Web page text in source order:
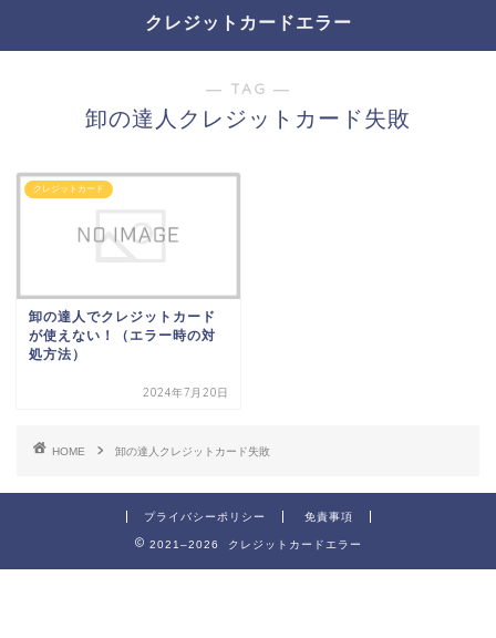
クレジットカードエラー
― TAG ―
卸の達人クレジットカード失敗
クレジットカード
卸の達人でクレジットカード
が使えない！（エラー時の対
処方法）
2024年7月20日
HOME 卸の達人クレジットカード失敗
プライバシーポリシー 免責事項
2021–2026 クレジットカードエラー